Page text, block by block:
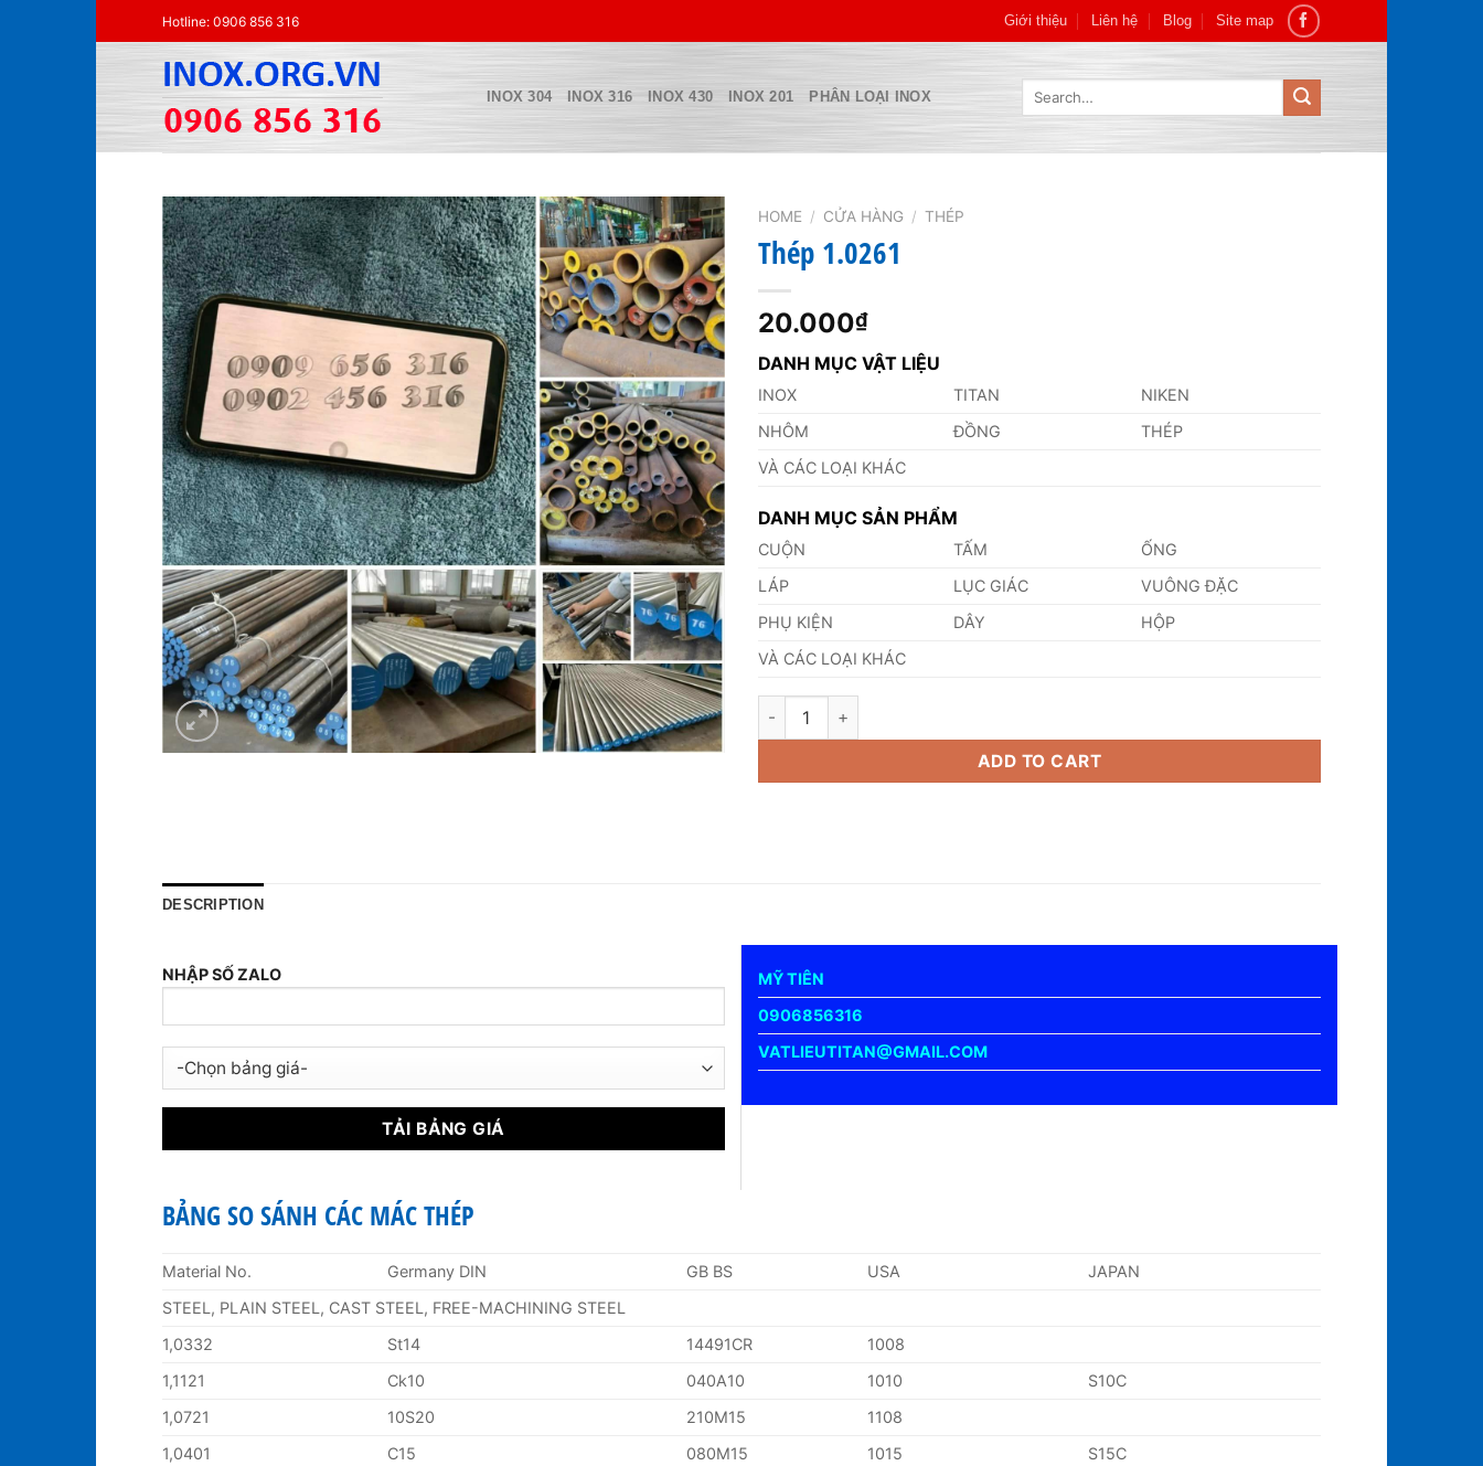
to
Hotline: 0906 856 316 Giới thiệu Liên hệ Blog Site map
INOX 304 INOX 316 INOX 430 INOX 201 PHÂN LOẠI INOX
Search
HOME / CỬA HÀNG / THÉP
Thép 1.0261
20.000₫
DANH MỤC VẬT LIỆU
INOX TITAN
NIKEN
NHÔM
ĐỒNG
THÉP
VÀ CÁC LOẠI KHÁC
DANH MỤC SẢN PHẨM
CUỘN TẤM
ỐNG
LÁP
LỤC GIÁC
VUÔNG ĐẶC
PHỤ KIỆN
DÂY
HỘP
VÀ CÁC LOẠI KHÁC
Thép 1.0261 quantity
ADD TO CART
DESCRIPTION
NHẬP SỐ ZALO
MỸ TIÊN
0906856316
VATLIEUTITAN@GMAIL.COM
BẢNG SO SÁNH CÁC MÁC THÉP
Material No. Germany DIN GB BS USA
JAPAN
STEEL, PLAIN STEEL, CAST STEEL, FREE-MACHINING STEEL
1,0332
St14 14491CR
1008
1,1121
Ck10 040A10 1010
S10C
1,0721
10S20 210M15
1108
1,0401
C15 080M15 1015
S15C